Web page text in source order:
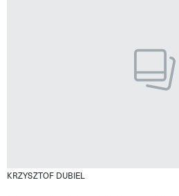
KRZYSZTOF DUBIEL